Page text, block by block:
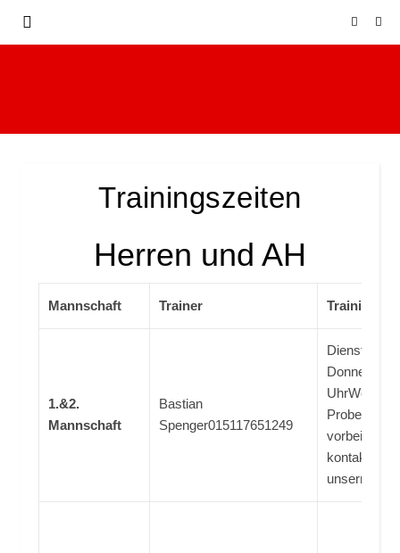
Trainingszeiten
Herren und AH
Mannschaft Trainer
1.&2.
Mannschaft
Bastian
Spenger015117651249
Dienstag:
UhrWenn
vorbei.